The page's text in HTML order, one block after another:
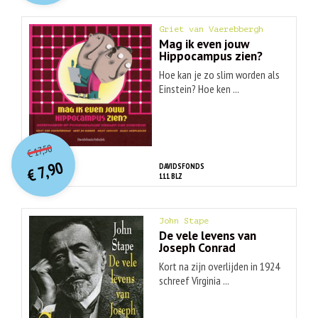
Griet van Vaerebbergh
Mag ik even jouw
Hippocampus zien?
Hoe kan je zo slim worden als
Einstein? Hoe ken ...
DAVIDSFONDS
111 BLZ
€17,50O
orspr
onkelijke
prijs
was:
€ 17,50.
€7,90
Huidige
prijs
is:
€ 7,90.
John Stape
De vele levens van
Joseph Conrad
Kort na zijn overlijden in 1924
schreef Virginia ...